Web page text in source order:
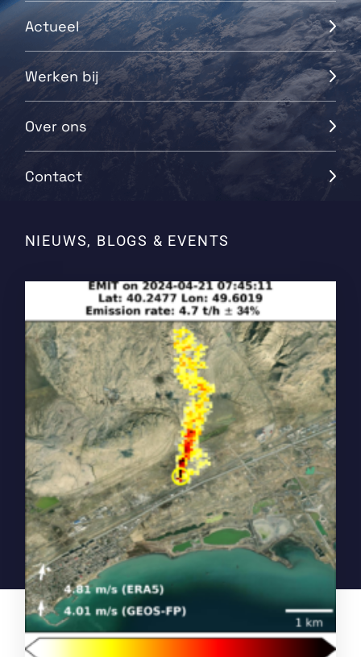
Actueel
Werken bij
Over ons
Contact
NIEUWS, BLOGS & EVENTS